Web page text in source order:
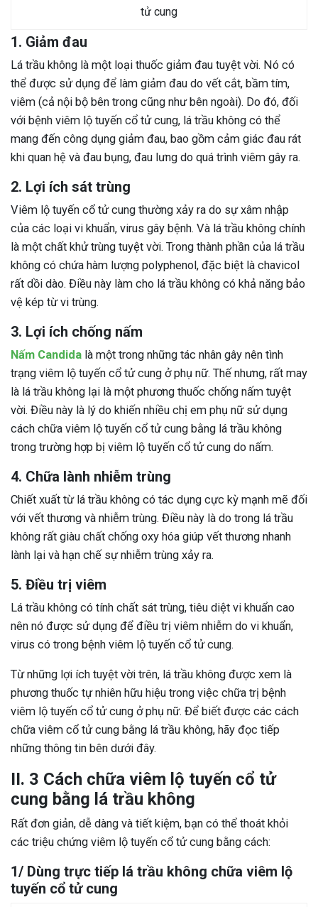
tử cung
1. Giảm đau
Lá trầu không là một loại thuốc giảm đau tuyệt vời. Nó có
thể được sử dụng để làm giảm đau do vết cắt, bầm tím,
viêm (cả nội bộ bên trong cũng như bên ngoài). Do đó, đối
với bệnh viêm lộ tuyến cổ tử cung, lá trầu không có thể
mang đến công dụng giảm đau, bao gồm cảm giác đau rát
khi quan hệ và đau bụng, đau lưng do quá trình viêm gây ra.
2. Lợi ích sát trùng
Viêm lộ tuyến cổ tử cung thường xảy ra do sự xâm nhập
của các loại vi khuẩn, virus gây bệnh. Và lá trầu không chính
là một chất khử trùng tuyệt vời. Trong thành phần của lá trầu
không có chứa hàm lượng polyphenol, đặc biệt là chavicol
rất dồi dào. Điều này làm cho lá trầu không có khả năng bảo
vệ kép từ vi trùng.
3. Lợi ích chống nấm
Nấm Candida là một trong những tác nhân gây nên tình
trạng viêm lộ tuyến cổ tử cung ở phụ nữ. Thế nhưng, rất may
là lá trầu không lại là một phương thuốc chống nấm tuyệt
vời. Điều này là lý do khiến nhiều chị em phụ nữ sử dụng
cách chữa viêm lộ tuyến cổ tử cung bằng lá trầu không
trong trường hợp bị viêm lộ tuyến cổ tử cung do nấm.
4. Chữa lành nhiễm trùng
Chiết xuất từ lá trầu không có tác dụng cực kỳ mạnh mẽ đối
với vết thương và nhiễm trùng. Điều này là do trong lá trầu
không rất giàu chất chống oxy hóa giúp vết thương nhanh
lành lại và hạn chế sự nhiễm trùng xảy ra.
5. Điều trị viêm
Lá trầu không có tính chất sát trùng, tiêu diệt vi khuẩn cao
nên nó được sử dụng để điều trị viêm nhiễm do vi khuẩn,
virus có trong bệnh viêm lộ tuyến cổ tử cung.
Từ những lợi ích tuyệt vời trên, lá trầu không được xem là
phương thuốc tự nhiên hữu hiệu trong việc chữa trị bệnh
viêm lộ tuyến cổ tử cung ở phụ nữ. Để biết được các cách
chữa viêm cổ tử cung bằng lá trầu không, hãy đọc tiếp
những thông tin bên dưới đây.
II. 3 Cách chữa viêm lộ tuyến cổ tử
cung bằng lá trầu không
Rất đơn giản, dễ dàng và tiết kiệm, bạn có thể thoát khỏi
các triệu chứng viêm lộ tuyến cổ tử cung bằng cách:
1/ Dùng trực tiếp lá trầu không chữa viêm lộ
tuyến cổ tử cung